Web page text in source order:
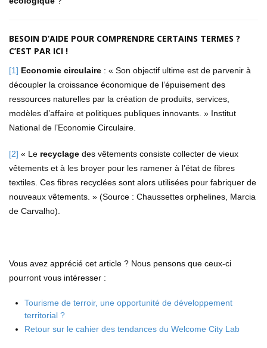
BESOIN D’AIDE POUR COMPRENDRE CERTAINS TERMES ?
C’EST PAR ICI !
[1] Economie circulaire : « Son objectif ultime est de parvenir à
découpler la croissance économique de l’épuisement des
ressources naturelles par la création de produits, services,
modèles d’affaire et politiques publiques innovants. » Institut
National de l’Economie Circulaire.
[2] « Le recyclage des vêtements consiste collecter de vieux
vêtements et à les broyer pour les ramener à l’état de fibres
textiles. Ces fibres recyclées sont alors utilisées pour fabriquer de
nouveaux vêtements. » (Source : Chaussettes orphelines, Marcia
de Carvalho).
Vous avez apprécié cet article ? Nous pensons que ceux-ci
pourront vous intéresser :
Tourisme de terroir, une opportunité de développement
territorial ?
Retour sur le cahier des tendances du Welcome City Lab